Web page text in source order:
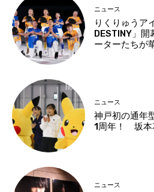
ニュース
りくりゅうア
DESTINY」開
ーターたちが
ニュース
神戸初の通年
1周年！ 坂本
ニュース